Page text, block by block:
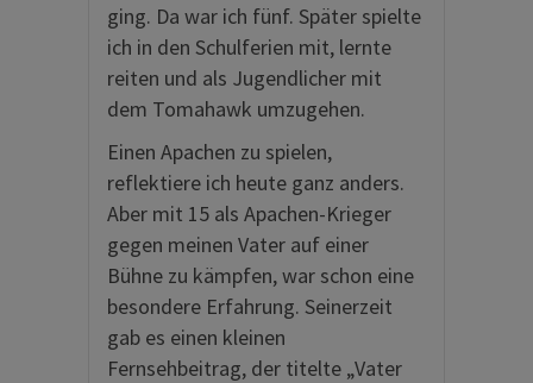
ging. Da war ich fünf. Später spielte
ich in den Schulferien mit, lernte
reiten und als Jugendlicher mit
dem Tomahawk umzugehen.
Einen Apachen zu spielen,
reflektiere ich heute ganz anders.
Aber mit 15 als Apachen-Krieger
gegen meinen Vater auf einer
Bühne zu kämpfen, war schon eine
besondere Erfahrung. Seinerzeit
gab es einen kleinen
Fernsehbeitrag, der titelte „Vater